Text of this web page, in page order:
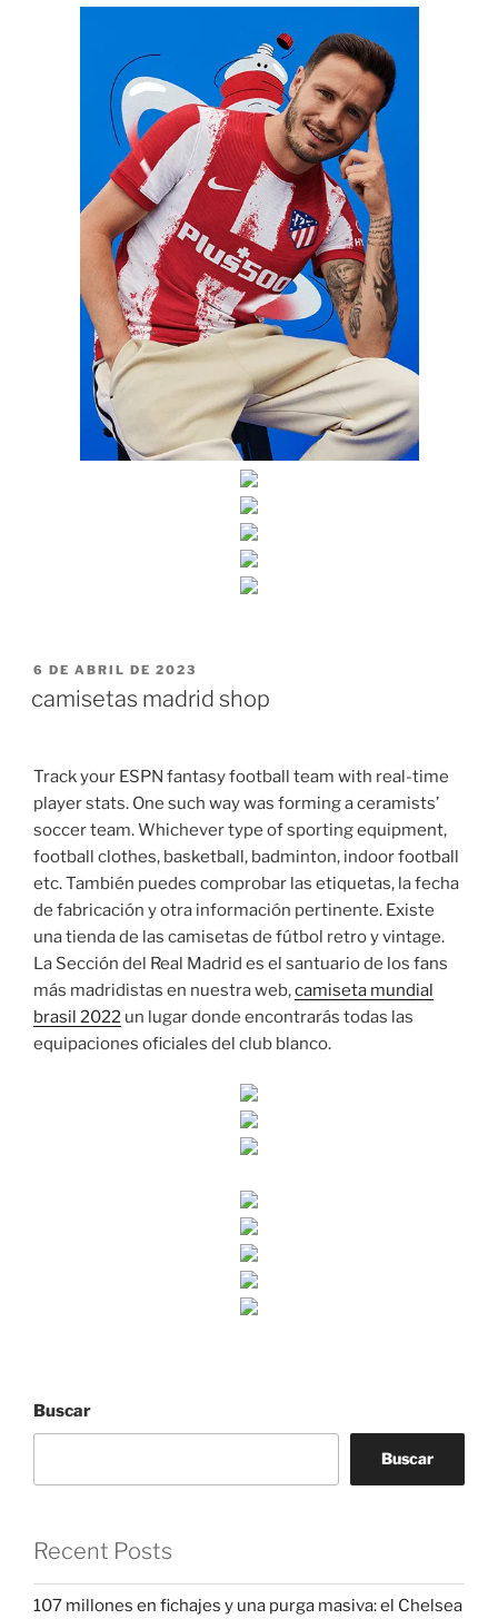
PUBLICADO
6 DE ABRIL DE 2023
camisetas madrid shop
Track your ESPN fantasy football team with real-time
player stats. One such way was forming a ceramists’
soccer team. Whichever type of sporting equipment,
football clothes, basketball, badminton, indoor football
etc. También puedes comprobar las etiquetas, la fecha
de fabricación y otra información pertinente. Existe
una tienda de las camisetas de fútbol retro y vintage.
La Sección del Real Madrid es el santuario de los fans
más madridistas en nuestra web,camiseta mundial
brasil 2022 un lugar donde encontrarás todas las
equipaciones oficiales del club blanco.
Buscar
Buscar
Recent Posts
107 millones en fichajes y una purga masiva: el Chelsea